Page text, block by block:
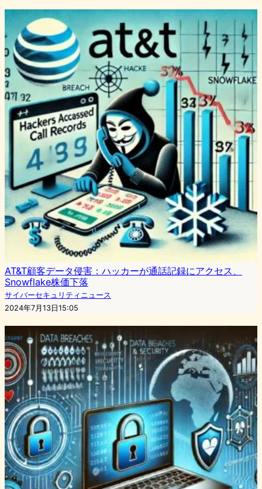
AT&T顧客データ侵害：ハッカーが通話記録にアクセス、
Snowflake株価下落
サイバーセキュリティニュース
2024年7月13日15:05